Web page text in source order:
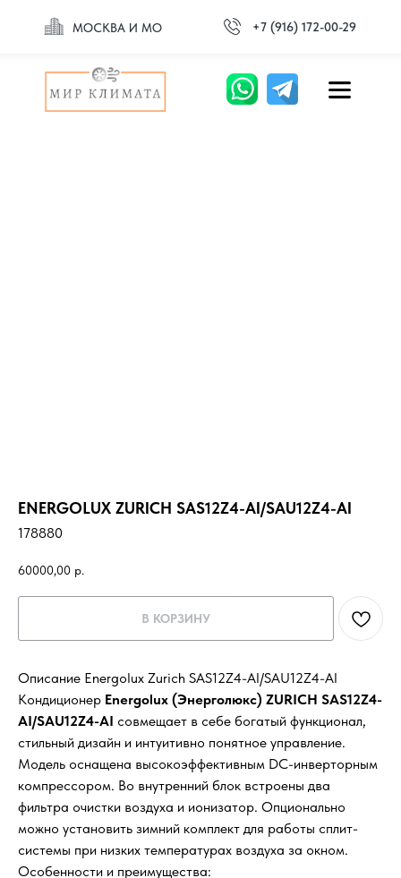
МОСКВА И МО +7 (916) 172-00-29
ENERGOLUX ZURICH SAS12Z4-AI/SAU12Z4-AI
178880
60000,00 р.
В КОРЗИНУ
Описание Energolux Zurich SAS12Z4-AI/SAU12Z4-AI
Кондиционер Energolux (Энерголюкс) ZURICH SAS12Z4-
AI/SAU12Z4-AI совмещает в себе богатый функционал,
стильный дизайн и интуитивно понятное управление.
Модель оснащена высокоэффективным DC-инверторным
компрессором. Во внутренний блок встроены два
фильтра очистки воздуха и ионизатор. Опционально
можно установить зимний комплект для работы сплит-
системы при низких температурах воздуха за окном.
Особенности и преимущества: